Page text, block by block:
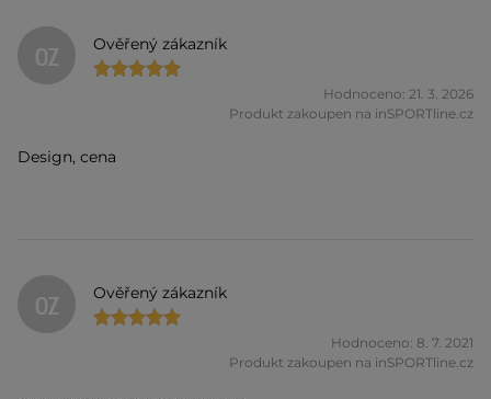
OZ Ověřený zákazník
Hodnoceno: 21. 3. 2026
Produkt zakoupen na inSPORTline.cz
Design, cena
OZ Ověřený zákazník
Hodnoceno: 8. 7. 2021
Produkt zakoupen na inSPORTline.cz